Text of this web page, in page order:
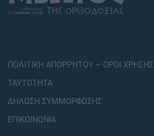
ΠΟΛΙΤΙΚΗ ΑΠΟΡΡΗΤΟΥ – ΟΡΟΙ ΧΡΗΣΗΣ
ΤΑΥΤΟΤΗΤΑ
ΔΗΛΩΣΗ ΣΥΜΜΟΡΦΩΣΗΣ
ΕΠΙΚΟΙΝΩΝΙΑ